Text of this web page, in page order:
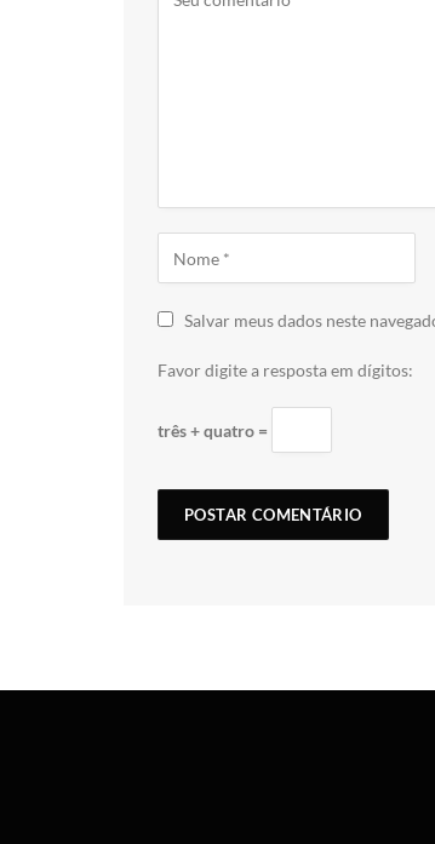
Salvar meus dados neste
Favor digite a resposta em dígitos:
três + quatro =